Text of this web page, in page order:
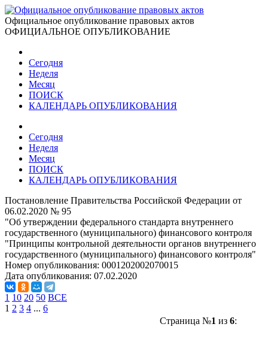
Официальное опубликование правовых актов
ОФИЦИАЛЬНОЕ ОПУБЛИКОВАНИЕ
Сегодня
Неделя
Месяц
ПОИСК
КАЛЕНДАРЬ ОПУБЛИКОВАНИЯ
Сегодня
Неделя
Месяц
ПОИСК
КАЛЕНДАРЬ ОПУБЛИКОВАНИЯ
Постановление Правительства Российской Федерации от
06.02.2020 № 95
"Об утверждении федерального стандарта внутреннего
государственного (муниципального) финансового контроля
"Принципы контрольной деятельности органов внутреннего
государственного (муниципального) финансового контроля"
Номер опубликования: 0001202002070015
Дата опубликования: 07.02.2020
1 10 20 50 ВСЕ
1 2 3 4 ... 6
Страница №1 из 6: